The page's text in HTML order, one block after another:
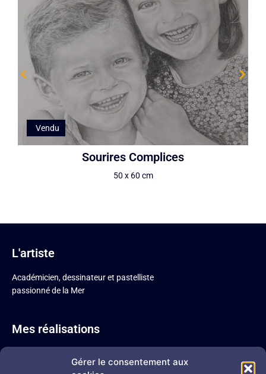
Gérer le consentement aux
Vendu
Sourires Complices
50 x 60 cm
L'artiste
Académicien, dessinateur et pastelliste
passionné de la Mer
Mes réalisations